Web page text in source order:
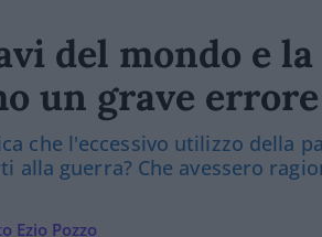
del mondo e
un grave errore
che l'eccessivo utilizzo della
alla guerra? Che avessero
Ezio Pozzo